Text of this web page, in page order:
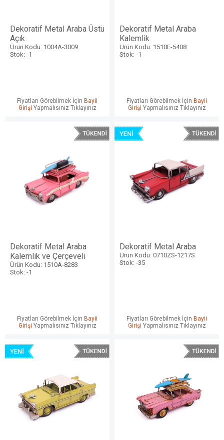
Dekoratif Metal Araba Üstü
Açık
Ürün Kodu: 1004A-3009
Stok: -1
Fiyatları Görebilmek İçin Bayii
Girişi Yapmalısınız Tıklayınız
Dekoratif Metal Araba
Kalemlik
Ürün Kodu: 1510E-5408
Stok: -1
Fiyatları Görebilmek İçin Bayii
Girişi Yapmalısınız Tıklayınız
Dekoratif Metal Araba
Kalemlik ve Çerçeveli
Ürün Kodu: 1510A-8283
Stok: -1
Fiyatları Görebilmek İçin Bayii
Girişi Yapmalısınız Tıklayınız
Dekoratif Metal Araba
Ürün Kodu: 0710ZS-1217S
Stok: -35
Fiyatları Görebilmek İçin Bayii
Girişi Yapmalısınız Tıklayınız